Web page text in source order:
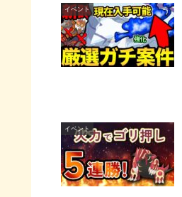
イベント
イベント